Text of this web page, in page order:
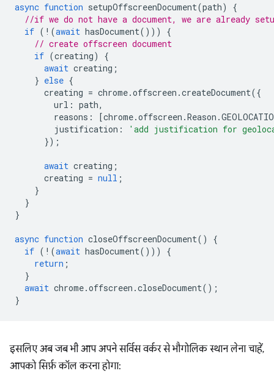
async function setupOffscreenDocument(path)
{
//if we do not have a document, we are already
if ( ! (await hasDocument()))
{
// create offscreen document
if (creating)
{
await creating ;
} else {
creating = chrome.offscreen .createDocument({
url : path,
reasons : [chrome.offscreen .Reason .
justification :
'add justification for
});
await creating ;
creating = null ;
}
}
}
async function closeOffscreenDocument()
{
if ( ! (await hasDocument()))
{
return ;
}
await chrome.offscreen .closeDocument();
}
इसलिए अब जब भी आप अपने सर्विस वर्कर से भौगोलिक स्थान लेना चाहें,
आपको सिर्फ़ कॉल करना होगा: